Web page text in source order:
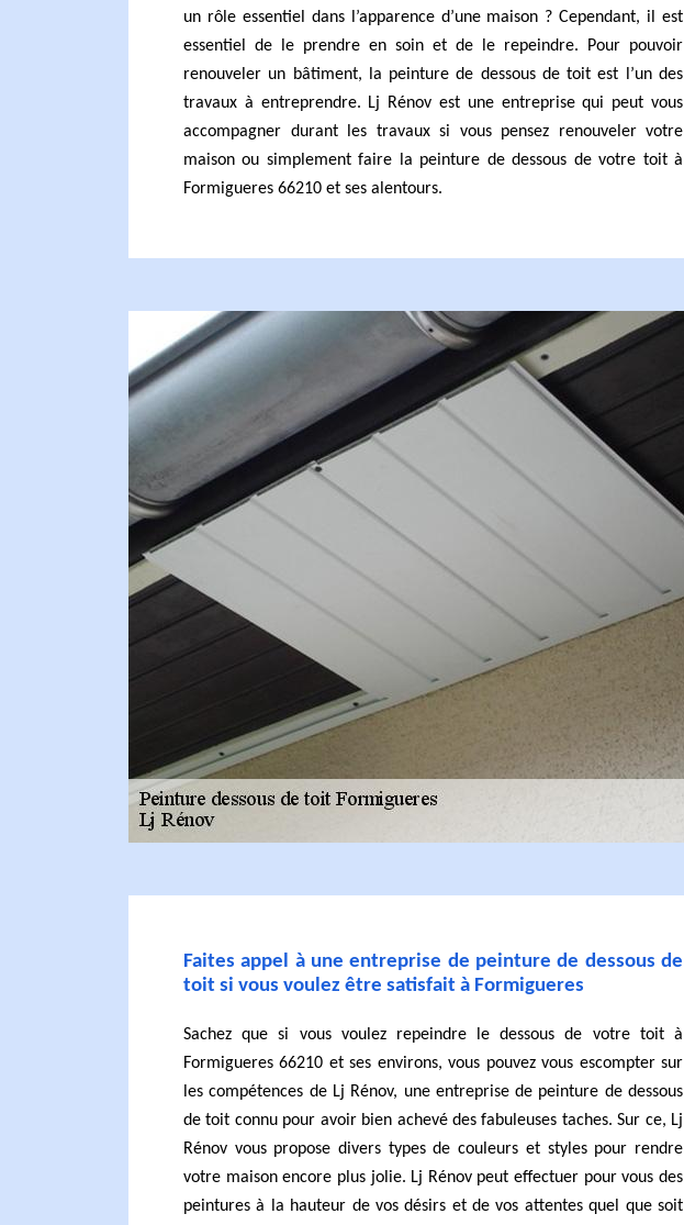
un rôle essentiel dans l’apparence d’une maison ? Cependant, il est
essentiel de le prendre en soin et de le repeindre. Pour pouvoir
renouveler un bâtiment, la peinture de dessous de toit est l’un des
travaux à entreprendre. Lj Rénov est une entreprise qui peut vous
accompagner durant les travaux si vous pensez renouveler votre
maison ou simplement faire la peinture de dessous de votre toit à
Formigueres 66210 et ses alentours.
Faites appel à une entreprise de peinture de dessous de
toit si vous voulez être satisfait à Formigueres
Sachez que si vous voulez repeindre le dessous de votre toit à
Formigueres 66210 et ses environs, vous pouvez vous escompter sur
les compétences de Lj Rénov, une entreprise de peinture de dessous
de toit connu pour avoir bien achevé des fabuleuses taches. Sur ce, Lj
Rénov vous propose divers types de couleurs et styles pour rendre
votre maison encore plus jolie. Lj Rénov peut effectuer pour vous des
peintures à la hauteur de vos désirs et de vos attentes quel que soit